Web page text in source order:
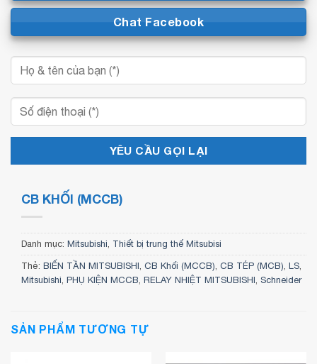
Chat Facebook
CB KHỐI (MCCB)
Danh mục: Mitsubishi, Thiết bị trung thế Mitsubisi
Thẻ: BIẾN TẦN MITSUBISHI, CB Khối (MCCB), CB TÉP (MCB), LS,
Mitsubishi, PHỤ KIỆN MCCB, RELAY NHIỆT MITSUBISHI, Schneider
SẢN PHẨM TƯƠNG TỰ